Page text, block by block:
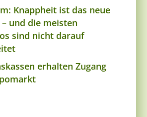
Knappheit ist das neue
und die meisten
sind nicht darauf
erhalten Zugang